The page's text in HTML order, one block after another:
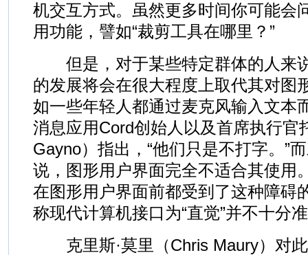
机交互方式。虽然更多时间你可能会
用功能，譬如“裁剪工具在哪里？”
但是，对于某些特定群体的人来
的发展将会在很大程度上取代其对图
如一些年轻人都通过麦克风输入文本
消息应用Cord创始人以及首席执行官
Gayno）指出，“他们只是不打字。”
说，图形用户界面完全不适合其使用
在图形用户界面前都受到了这种障碍
称现代计算机接口为“直觉”并不十分
克里斯·莫里（Chris Maury）对此